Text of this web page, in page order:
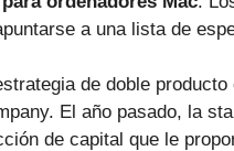
a una lista de
de doble
El año pasado, la
de capital que le